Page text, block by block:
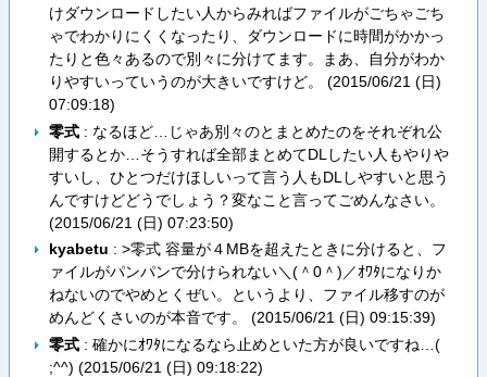
けダウンロードしたい人からみればファイルがごちゃごち
ゃでわかりにくくなったり、ダウンロードに時間がかかっ
たりと色々あるので別々に分けてます。まあ、自分がわか
りやすいっていうのが大きいですけど。 (2015/06/21 (日)
07:09:18)
零式: なるほど…じゃあ別々のとまとめたのをそれぞれ公
開するとか…そうすれば全部まとめてDLしたい人もやりや
すいし、ひとつだけほしいって言う人もDLしやすいと思う
んですけどどうでしょう？変なこと言ってごめんなさい。
(2015/06/21 (日) 07:23:50)
kyabetu : >零式 容量が４MBを超えたときに分けると、フ
ァイルがパンパンで分けられない＼(＾0＾)／ｵﾜﾀになりか
ねないのでやめとくぜい。というより、ファイル移すのが
めんどくさいのが本音です。 (2015/06/21 (日) 09:15:39)
零式: 確かにｵﾜﾀになるなら止めといた方が良いですね…(
;^^) (2015/06/21 (日) 09:18:22)